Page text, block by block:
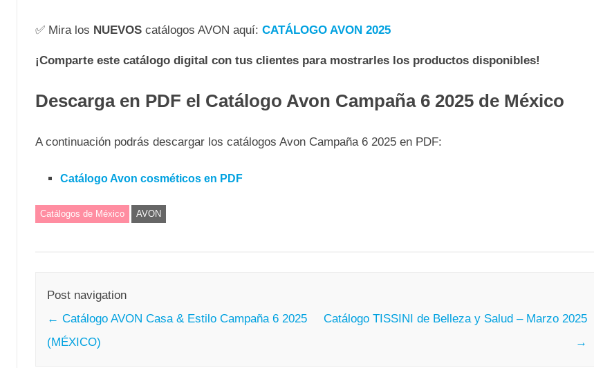
✅ Mira los NUEVOS catálogos AVON aquí: CATÁLOGO AVON 2025
¡Comparte este catálogo digital con tus clientes para mostrarles los productos disponibles!
Descarga en PDF el Catálogo Avon Campaña 6 2025 de México
A continuación podrás descargar los catálogos Avon Campaña 6 2025 en PDF:
Catálogo Avon cosméticos en PDF
Catálogos de México AVON
Post navigation
← Catálogo AVON Casa & Estilo Campaña 6 2025
(MÉXICO)
Catálogo TISSINI de Belleza y Salud – Marzo 2025
→